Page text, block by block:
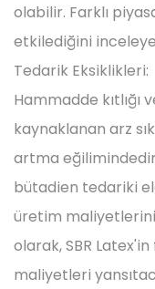
olabilir. Farklı
etkilediğini
Tedarik Eksiklikleri:
Hammadde kıtlığı
kaynaklanan arz
artma
bütadien tedariki
üretim
olarak, SBR
maliyetleri